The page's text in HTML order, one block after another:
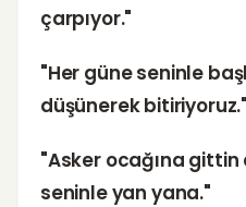
çarpıyor."
"Her güne seninle
düşünerek bitiriyoruz."
"Asker ocağına
seninle yan yana."